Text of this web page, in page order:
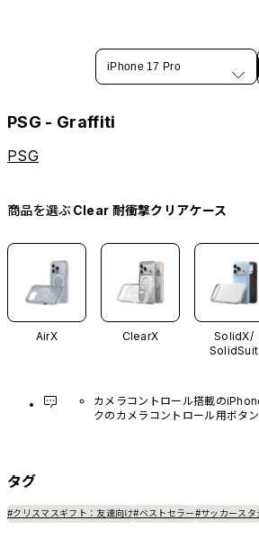
iPhone 17 Pro
PSG - Graffiti
PSG
商品を選ぶClear 耐衝撃クリアケース
AirX ClearX
SolidX/
SolidSuit
カメラコントロール搭載の
クのカメラコントロール用ボタ
タグ
#クリスマスギフト：友達向け#ベストセラー#サッカースタ